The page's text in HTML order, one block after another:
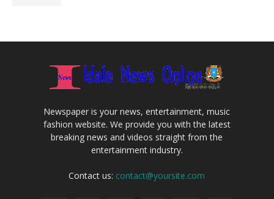
Newspaper is your news, entertainment, music
fashion website. We provide you with the latest
breaking news and videos straight from the
entertainment industry.
Contact us: contact@yoursite.com